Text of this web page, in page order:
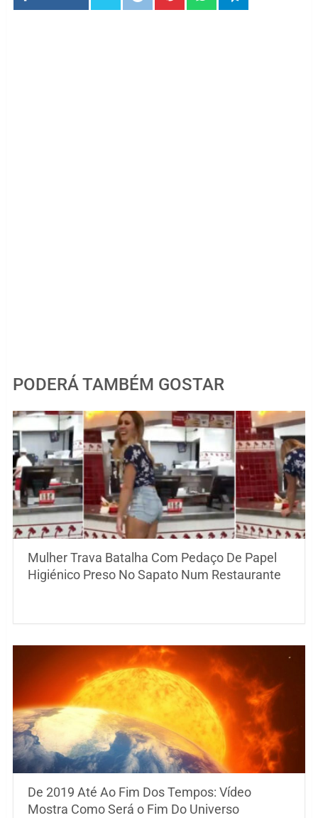
PODERÁ TAMBÉM GOSTAR
Mulher Trava Batalha Com Pedaço De Papel
Higiénico Preso No Sapato Num Restaurante
De 2019 Até Ao Fim Dos Tempos: Vídeo
Mostra Como Será o Fim Do Universo